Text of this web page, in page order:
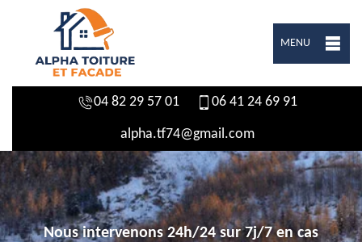
MENU
04 82 29 57 01 06 41 24 69 91
alpha.tf74@gmail.com
Nous intervenons 24h/24 sur 7j/7 en cas